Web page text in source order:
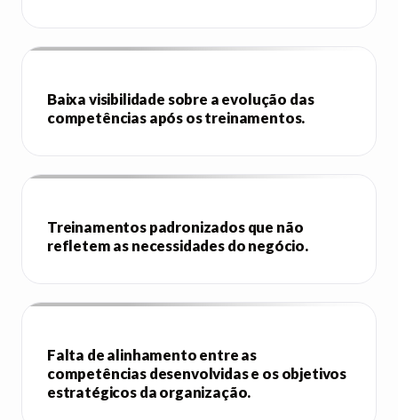
Baixa visibilidade sobre a evolução das
competências após os treinamentos.
Treinamentos padronizados que não
refletem as necessidades do negócio.
Falta de alinhamento entre as
competências desenvolvidas e os objetivos
estratégicos da organização.